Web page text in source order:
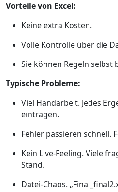
Vorteile von Excel:
Keine extra Kosten.
Volle Kontrolle über die
Sie können Regeln selbst
Typische Probleme:
Viel Handarbeit. Jedes
eintragen.
Fehler passieren schnell.
Kein Live-Feeling. Viele
Stand.
Datei-Chaos.